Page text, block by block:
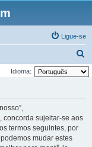
Ligue-se
e
Idioma:
concorda sujeitar-se aos
termos seguintes, por
mudar estes